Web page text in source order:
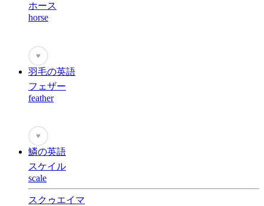
ホース
horse
♥
羽毛の英語
フェザー
feather
♥
鱗の英語
スケイル
scale
スクゥエイマ